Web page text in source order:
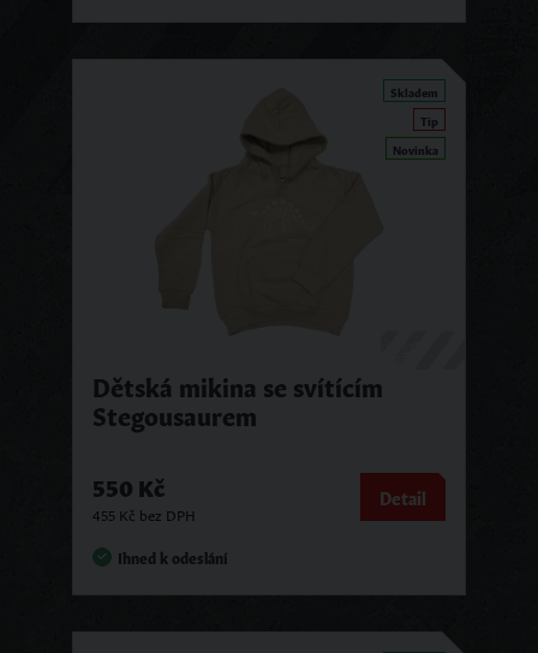
Skladem
Tip
Novinka
Dětská mikina se svítícím
Stegousaurem
550 Kč
455 Kč bez DPH
Detail
Ihned k odeslání